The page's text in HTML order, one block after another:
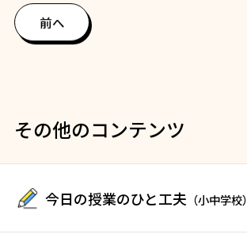
前へ
その他のコンテンツ
今日の授業のひと工夫 （小中学校）